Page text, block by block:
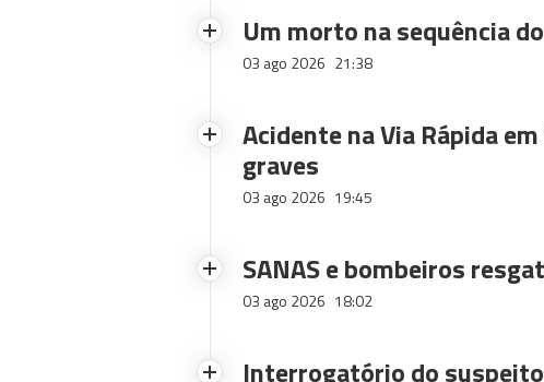
Um morto na sequência
03 ago 2026 21:38
Acidente na Via Rápida
graves
03 ago 2026 19:45
SANAS e bombeiros
03 ago 2026 18:02
Interrogatório do